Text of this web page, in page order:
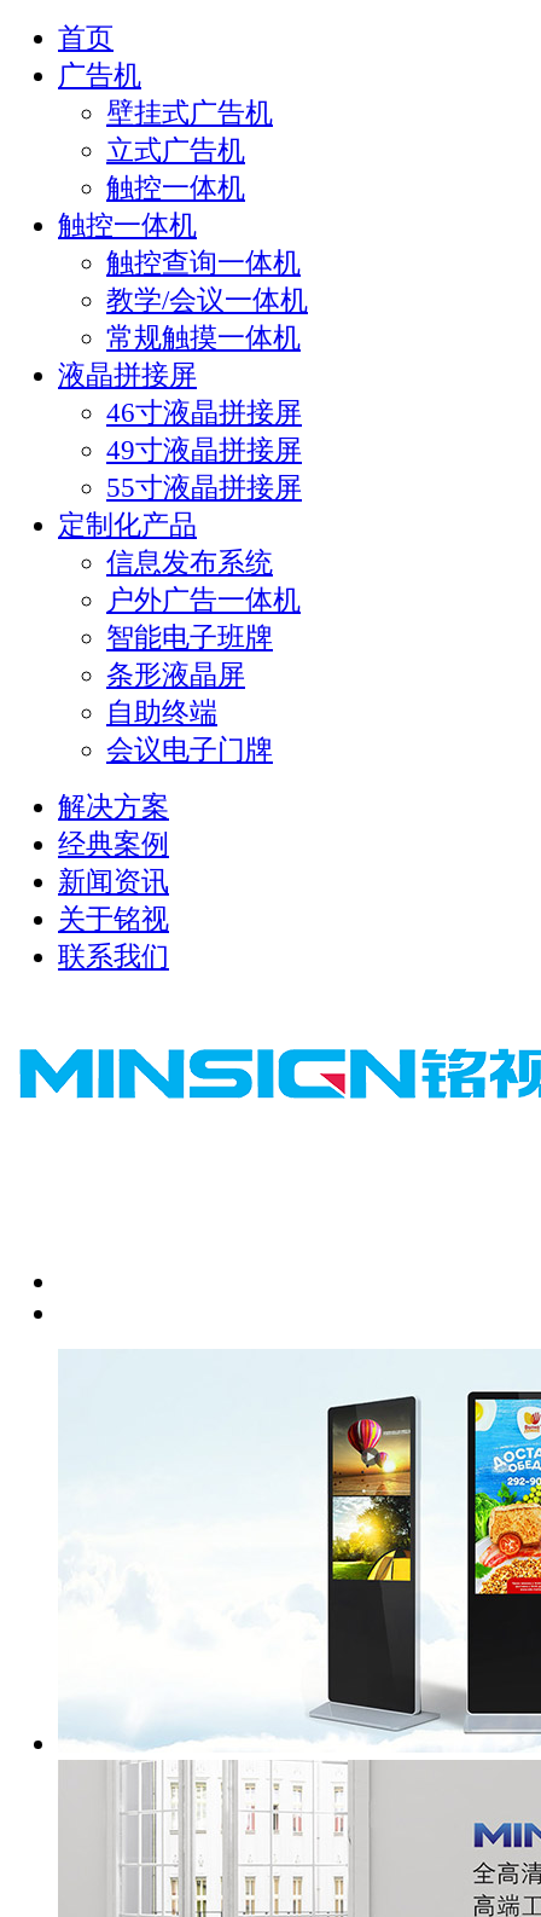
首页
广告机
壁挂式广告机
立式广告机
触控一体机
触控一体机
触控查询一体机
教学/会议一体机
常规触摸一体机
液晶拼接屏
46寸液晶拼接屏
49寸液晶拼接屏
55寸液晶拼接屏
定制化产品
信息发布系统
户外广告一体机
智能电子班牌
条形液晶屏
自助终端
会议电子门牌
解决方案
经典案例
新闻资讯
关于铭视
联系我们